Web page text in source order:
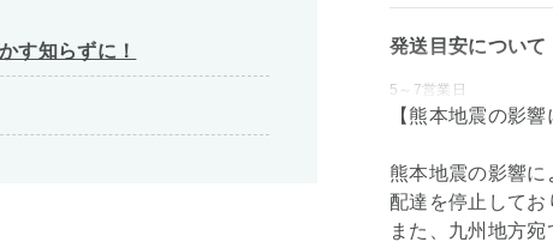
す知らずに！ 発送目安について
5～7営業日
【熊本地震の影
熊本地震の影響
配達を停止してお
また、九州地方